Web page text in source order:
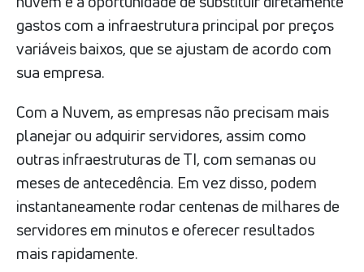
gastos com a infraestrutura principal por preços
variáveis baixos, que se ajustam de acordo com
sua empresa.
Com a Nuvem, as empresas não precisam mais
planejar ou adquirir servidores, assim como
outras infraestruturas de TI, com semanas ou
meses de antecedência. Em vez disso, podem
instantaneamente rodar centenas de milhares de
servidores em minutos e oferecer resultados
mais rapidamente.